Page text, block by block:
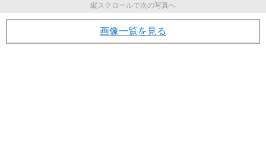
縦スクロールで次の写真へ
画像一覧を見る